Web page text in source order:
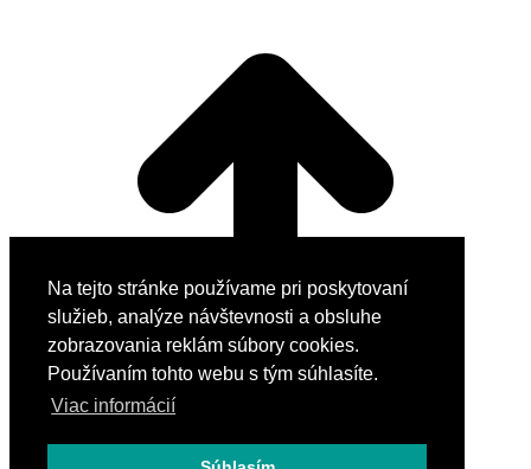
Na tejto stránke používame pri poskytovaní
služieb, analýze návštevnosti a obsluhe
zobrazovania reklám súbory cookies.
Používaním tohto webu s tým súhlasíte.
Viac informácií